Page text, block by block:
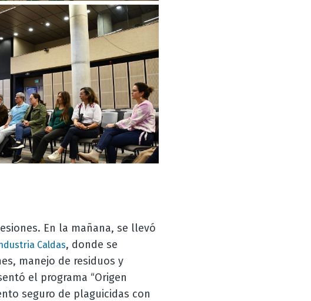
En la mañana, se llevó
Caldas, donde se
manejo de residuos y
el programa “Origen
seguro de plaguicidas con